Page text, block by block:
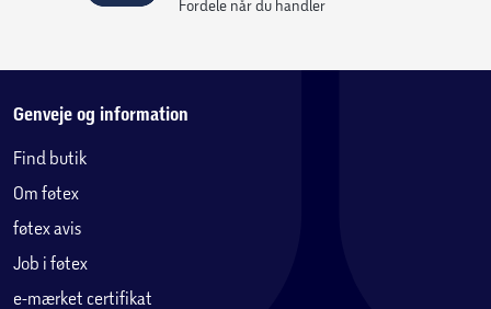
Fordele når du handler
Genveje og information
Find butik
Om føtex
føtex avis
Job i føtex
e-mærket certifikat